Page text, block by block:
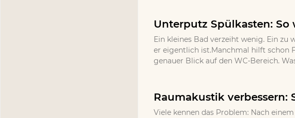
Unterputz Spülkasten:
Ein kleines Bad verzeiht wenig. Ein zu
er eigentlich ist.Manchmal hilft schon
genauer Blick auf den WC-Bereich.
Raumakustik
Viele kennen das Problem: Nach